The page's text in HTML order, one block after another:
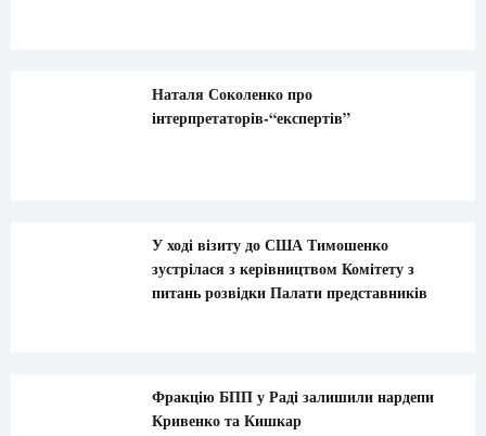
Наталя Соколенко про
інтерпретаторів-“експертів”
У ході візиту до США Тимошенко
зустрілася з керівництвом Комітету з
питань розвідки Палати представників
Фракцію БПП у Раді залишили нардепи
Кривенко та Кишкар